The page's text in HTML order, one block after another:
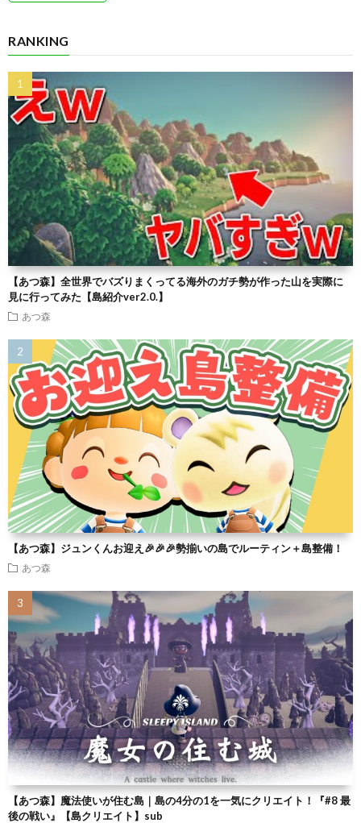
RANKING
【あつ森】全世界でバズりまくってる海外のガチ勢が作った山を実際に
見に行ってみた【島紹介ver2.0.】
あつ森
【あつ森】ジュンくんお迎え🎉🎉🎉勢揃いの島でルーティン＋島整備！
あつ森
【あつ森】魔法使いが住む島｜島の4分の1を一気にクリエイト！『#8 最
後の戦い』【島クリエイト】sub